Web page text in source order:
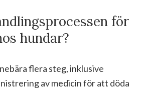
för
hundar?
flera steg, inklusive
av medicin för att döda